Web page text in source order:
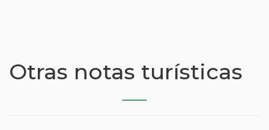
Otras notas turísticas